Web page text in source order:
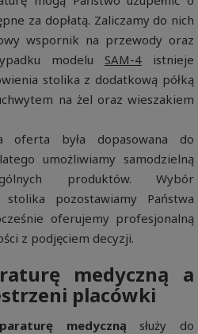
za dopłatą. Zaliczamy do nich
wspornik na przewody oraz
modelu SAM-4istnieje
stolika z dodatkową półką
na żel oraz wieszakiem
była dopasowana do
umożliwiamy samodzielną
produktów. Wybór
pozostawiamy Państwa
oferujemy profesjonalną
z podjęciem decyzji.
medyczną a
placówki
medyczną służy do